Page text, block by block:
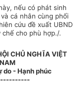
nếu có phát sinh
cá nhân cùng phối
cứu đề xuất UBND
cho phù hợp./.
CHỦ NGHĨA VIỆT
NAM
do - Hạnh phúc